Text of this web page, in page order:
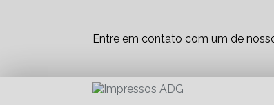
Entre em contato com um de